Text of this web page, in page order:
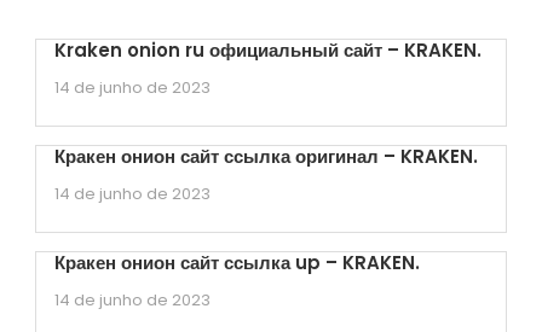
Kraken onion ru официальный сайт – KRAKEN.
14 de junho de 2023
Кракен онион сайт ссылка оригинал – KRAKEN.
14 de junho de 2023
Кракен онион сайт ссылка up – KRAKEN.
14 de junho de 2023